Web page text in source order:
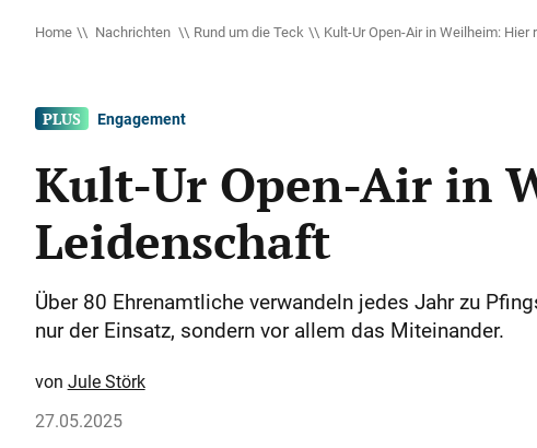
Home Nachrichten Rund um die Teck Kult-Ur Open-Air in Weilheim:
Engagement
Kult-Ur Open-Air in
Leidenschaft
Über 80 Ehrenamtliche verwandeln jedes Jahr zu
nur der Einsatz, sondern vor allem das Miteinander.
Jule Störk
27.05.2025